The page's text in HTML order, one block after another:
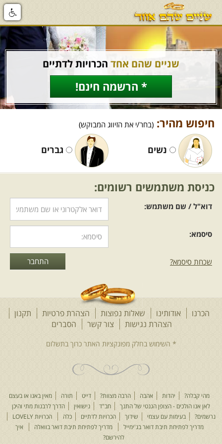
שניים שהם אחד הכרויות לדתיים
* הרשמה חינם!
חיפוש מהיר: (בחר/י את הזיווג המבוקש)
נשים גברים
כניסת משתמשים רשומים:
דוא"ל / שם משתמש:
סיסמא:
שכחת סיסמא?
הכרנו אודותינו שאלות נפוצות הצהרת פרטיות
תקנון
הצהרת נגישות
צור קשר הסברים
מהי קבלה? יהדות אהבה הרבה מצוות? דייט תורה
מאין באנו או בעצם
לאן אנו הולכים - הצופן הגנטי של התנך
חב"ד נישואין
הדרך לרבנות מתי והיכן
נרשמים?
בעימות עם עצמי שידוך הכרויות לדתיים כלה
הכרויות LOVELY
מדריך לפתיחת תיבת דואר בג'ימייל
מדריך לפתיחת תיבת דואר בוואלה
איך
להירשם?